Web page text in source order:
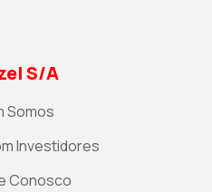
S/A
Somos
Investidores
Conosco